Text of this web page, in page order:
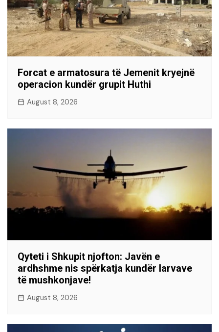
Forcat e armatosura të Jemenit kryejnë
operacion kundër grupit Huthi
August 8, 2026
Qyteti i Shkupit njofton: Javën e
ardhshme nis spërkatja kundër larvave
të mushkonjave!
August 8, 2026